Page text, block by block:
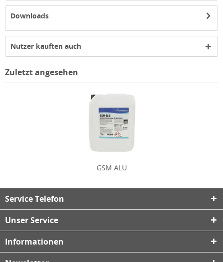
Downloads
Nutzer kauften auch
Zuletzt angesehen
GSM ALU
Service Telefon
Unser Service
Informationen